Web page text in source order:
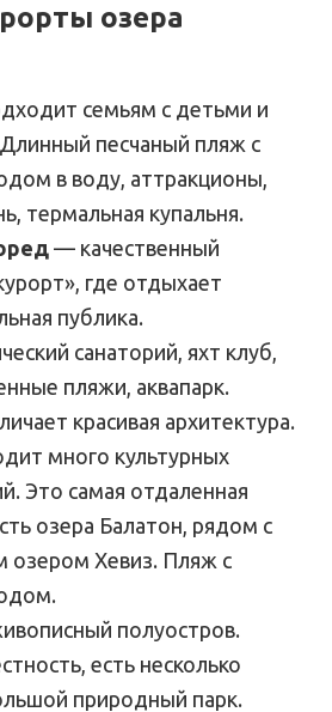
озера
семьям с детьми и
песчаный пляж с
в воду, аттракционы,
термальная купальня.
— качественный
где отдыхает
публика.
санаторий, яхт клуб,
пляжи, аквапарк.
красивая архитектура.
много культурных
Это самая отдаленная
озера Балатон, рядом с
озером Хевиз. Пляж с
полуостров.
есть несколько
природный парк.